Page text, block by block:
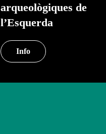
arqueològiques de
l’Esquerda
Info